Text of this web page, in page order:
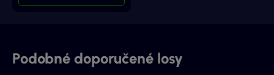
Podobné doporučené losy